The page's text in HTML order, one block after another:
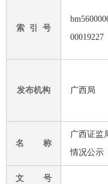
索 引 号
00019227
发布机构 广西局
名 称
广西证监
情况公示
文 号